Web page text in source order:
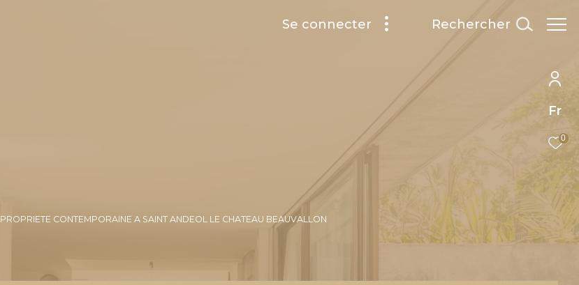
Fr
0
Se connecter rechercher
PROPRIETE CONTEMPORAINE A SAINT ANDEOL LE CHATEAU BEAUVALLON